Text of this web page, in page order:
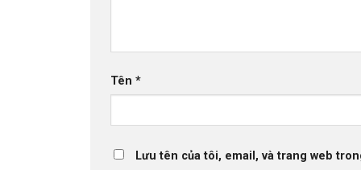
Tên *
Lưu tên của tôi, email, và trang web